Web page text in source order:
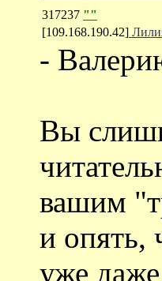
317237 ""
[109.168.190.42]
-
Вы
вашим
и опять,
уже